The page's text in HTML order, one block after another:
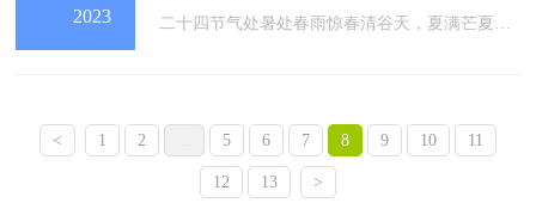
2023
< 1 2 5 6 7 8 9 10 11
12 13 >